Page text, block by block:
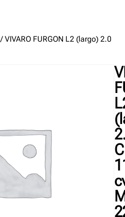
/ VIVARO FURGON L2 (largo) 2.0